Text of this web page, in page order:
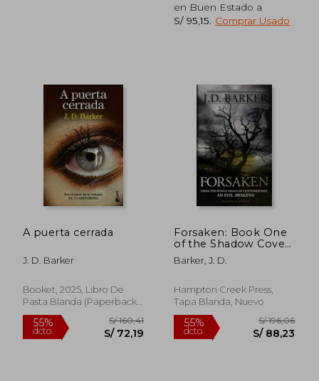
55%
dcto. S/ 98,82
40%
dcto.
en Buen Estado a
S/ 95,15
Comprar Usado
A puerta cerrada
J. D. Barker
Booket, 2025, Libro De
Pasta Blanda (paperback),
Nuevo
Forsaken: Book One
of the Shadow Cove
Saga
Barker, J. D.
Hampton Creek Press,
Tapa Blanda, Nuevo